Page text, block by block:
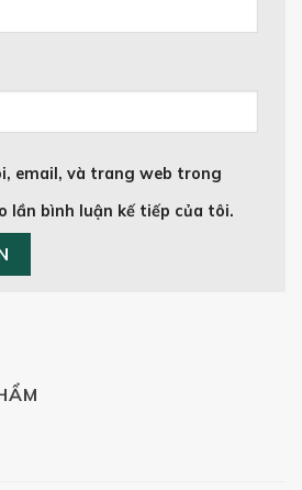
email, và trang web trong
lần bình luận kế tiếp của tôi.